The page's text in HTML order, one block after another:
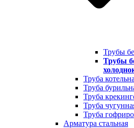
Трубы
Трубы
Труба
Труба
Труба
Труба
Труба
Арматура стальная